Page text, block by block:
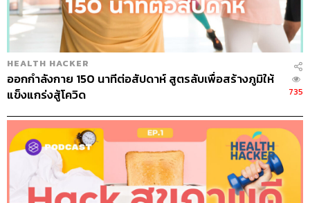
HEALTH HACKER
ออกกำลังกาย 150 นาทีต่อสัปดาห์ สูตรลับเพื่อสร้างภูมิให้
แข็งแกร่งสู้โควิด
735